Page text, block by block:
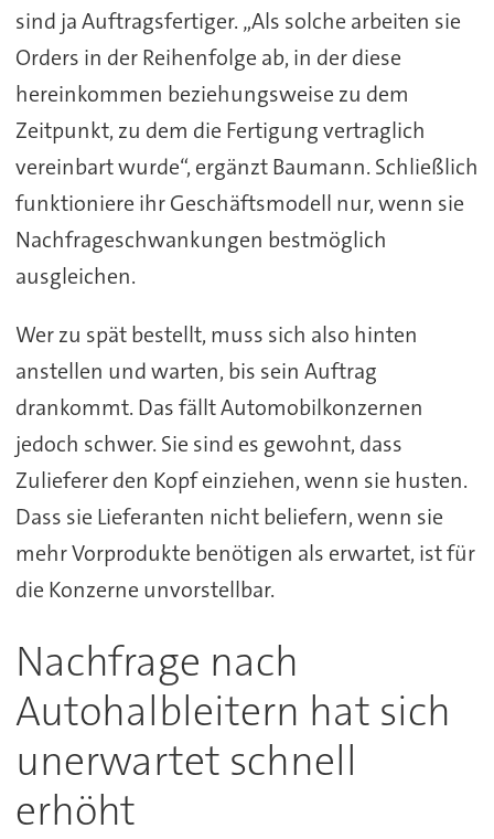
sind ja Auftragsfertiger. „Als solche arbeiten sie
Orders in der Reihenfolge ab, in der diese
hereinkommen beziehungsweise zu dem
Zeitpunkt, zu dem die Fertigung vertraglich
vereinbart wurde“, ergänzt Baumann. Schließlich
funktioniere ihr Geschäftsmodell nur, wenn sie
Nachfrageschwankungen bestmöglich
ausgleichen.
Wer zu spät bestellt, muss sich also hinten
anstellen und warten, bis sein Auftrag
drankommt. Das fällt Automobilkonzernen
jedoch schwer. Sie sind es gewohnt, dass
Zulieferer den Kopf einziehen, wenn sie husten.
Dass sie Lieferanten nicht beliefern, wenn sie
mehr Vorprodukte benötigen als erwartet, ist für
die Konzerne unvorstellbar.
Nachfrage nach
Autohalbleitern hat sich
unerwartet schnell
erhöht